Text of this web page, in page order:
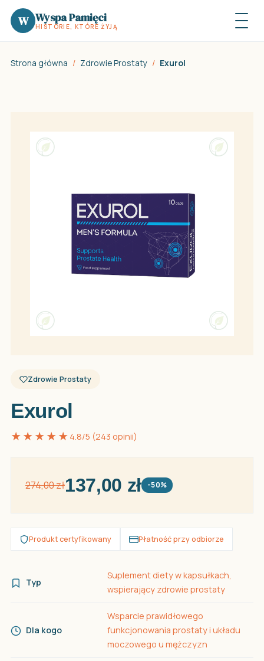
W Wyspa Pamięci
HISTORIE, KTÓRE ŻYJĄ
Strona główna / Zdrowie Prostaty / Exurol
Zdrowie Prostaty
Exurol
★★★★★ 4.8/5 (243 opinii)
274,00 zł137,00 zł -50%
Produkt certyfikowany Płatność przy odbiorze
Typ
Suplement diety w kapsułkach,
wspierający zdrowie prostaty
Dla kogo
Wsparcie prawidłowego
funkcjonowania prostaty i układu
moczowego u mężczyzn